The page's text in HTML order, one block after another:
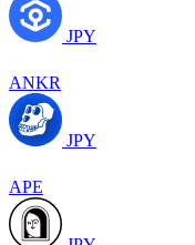
JPY
ANKR
JPY
APE